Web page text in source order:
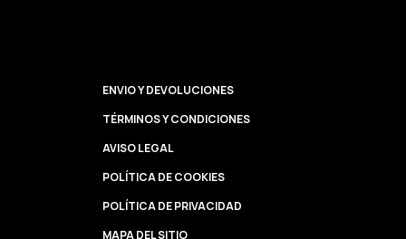
ENVIO Y DEVOLUCIONES
TÉRMINOS Y CONDICIONES
AVISO LEGAL
POLÍTICA DE COOKIES
POLÍTICA DE PRIVACIDAD
MAPA DEL SITIO